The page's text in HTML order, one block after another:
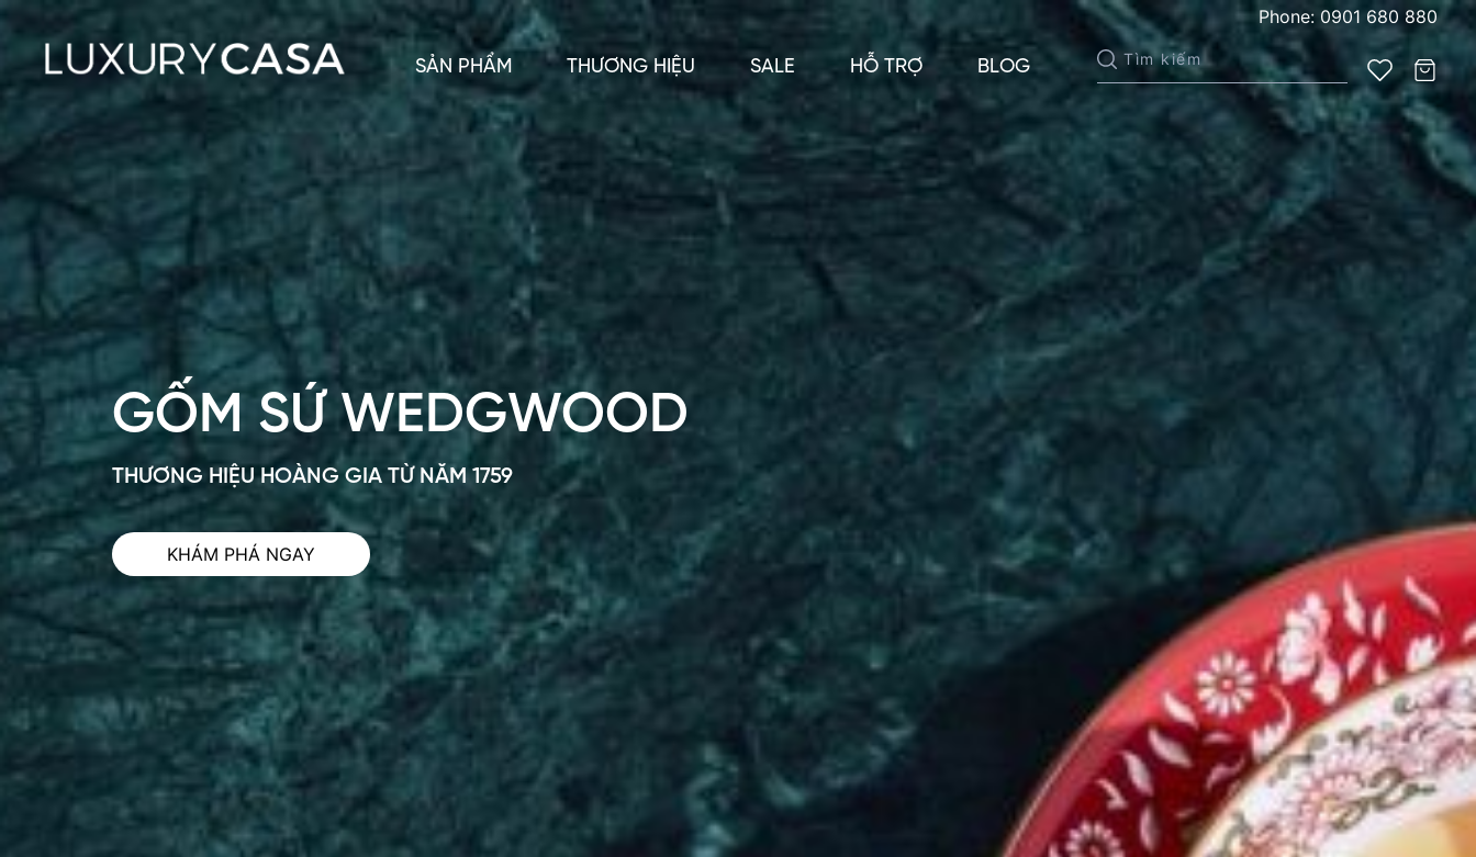
Phone: 0901 680 880
SẢN PHẨM THƯƠNG HIỆU SALE HỖ TRỢ BLOG
0
GỐM SỨ WEDGWOOD
THƯƠNG HIỆU HOÀNG GIA TỪ NĂM 1759
KHÁM PHÁ NGAY